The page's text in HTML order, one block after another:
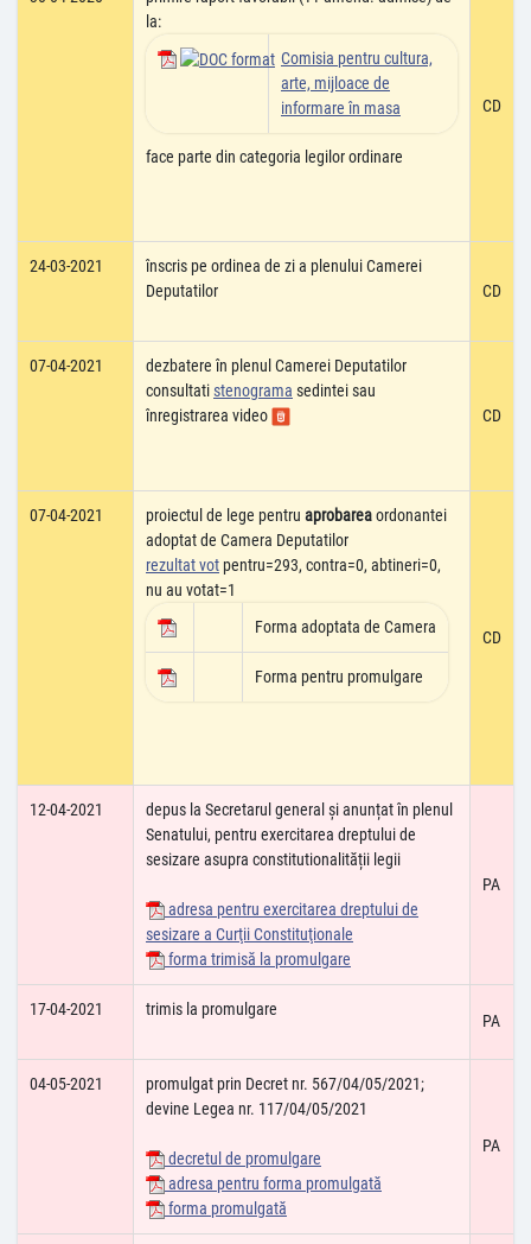
la:
Comisia pentru cultura,
arte, mijloace de
informare în masa
face parte din categoria legilor ordinare
CD
24-03-2021
înscris pe ordinea de zi a plenului Camerei
Deputatilor
CD
07-04-2021
dezbatere în plenul Camerei Deputatilor
consultatistenograma sedintei sau
înregistrarea video
CD
07-04-2021 proiectul de lege pentru aprobareaordonantei
adoptat de Camera Deputatilor
rezultat vot pentru=293, contra=0, abtineri=0,
nu au votat=1
Forma adoptata de Camera
Forma pentru promulgare
CD
12-04-2021
depus la Secretarul general și anunțat în plenul
Senatului, pentru exercitarea dreptului de
sesizare asupra constitutionalității legii
adresa pentru exercitarea dreptului de
sesizare a Curţii Constituţionale
forma trimisă la promulgare
PA
17-04-2021 trimis la promulgare
PA
04-05-2021
promulgat prin Decret nr. 567/04/05/2021;
devine Legea nr. 117/04/05/2021
decretul de promulgare
adresa pentru forma promulgată
forma promulgată
PA